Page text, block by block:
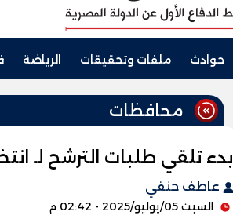
حوادث ملفات وتحقيقات الرياضة
محافظات
بدء تلقي طلبات الترشح لـ
عاطف حنفي
السبت 05/يوليو/2025 - 02:42 م